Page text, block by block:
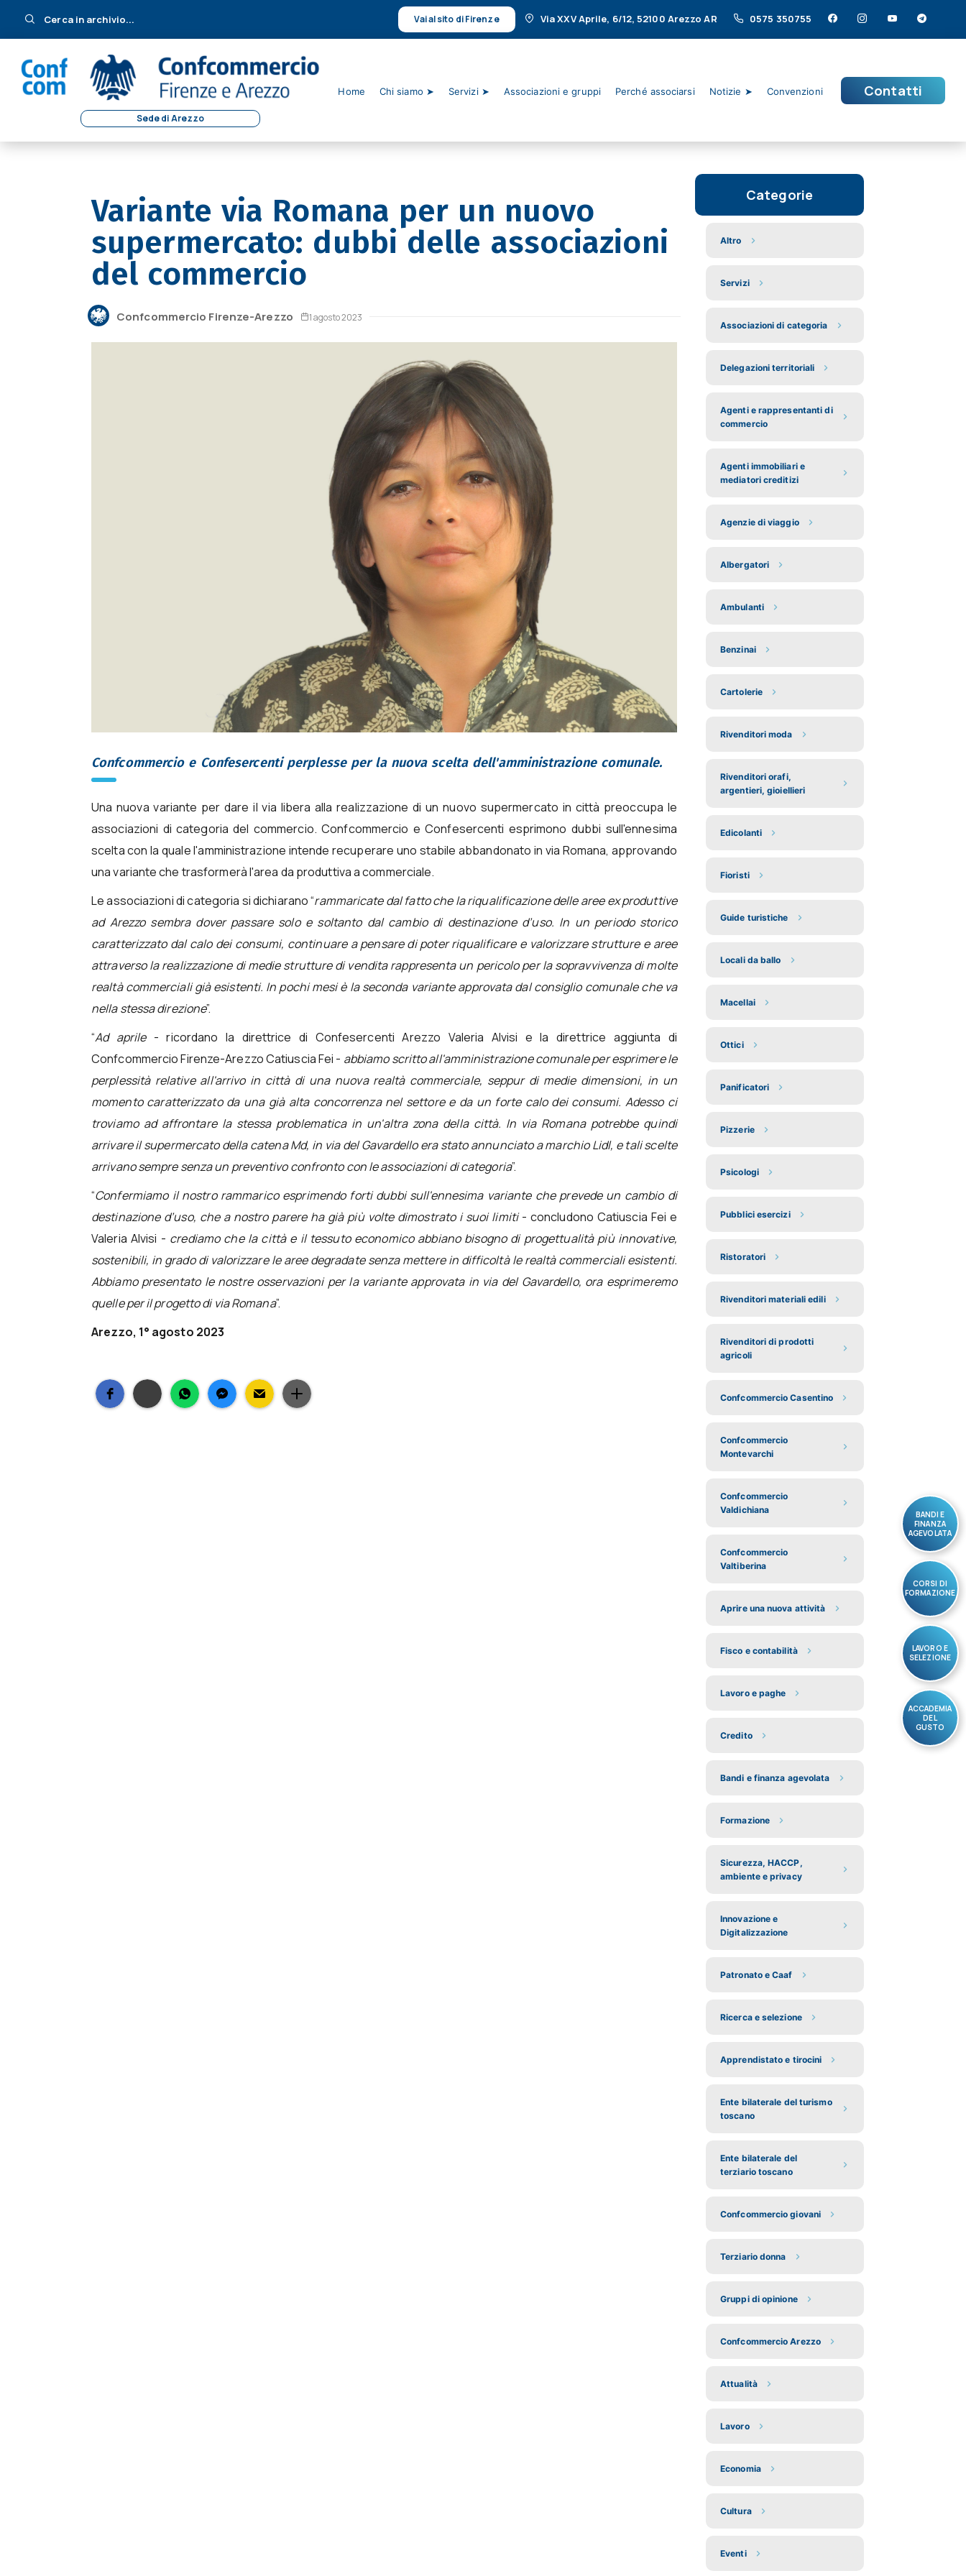
BANDI E
FINANZA
AGEVOLATA
CORSI DI
FORMAZIONE
LAVORO E
SELEZIONE
ACCADEMIA
DEL
GUSTO
Cerca in archivio... Vai al sito di Firenze Via XXV Aprile, 6/12, 52100 Arezzo AR 0575 350755
Sede di Arezzo
Home Chi siamo ➤ Servizi ➤ Associazioni e gruppi Perché associarsi Notizie ➤ Convenzioni Contatti
Variante via Romana per un nuovo
supermercato: dubbi delle associazioni
del commercio
Confcommercio Firenze-Arezzo 1 agosto 2023
Confcommercio e Confesercenti perplesse per la nuova scelta dell'amministrazione comunale.
Una nuova variante per dare il via libera alla realizzazione di un nuovo supermercato in città preoccupa le
associazioni di categoria del commercio. Confcommercio e Confesercenti esprimono dubbi sull'ennesima
scelta con la quale l'amministrazione intende recuperare uno stabile abbandonato in via Romana, approvando
una variante che trasformerà l'area da produttiva a commerciale.
Le associazioni di categoria si dichiarano “rammaricate dal fatto che la riqualificazione delle aree ex produttive
ad Arezzo sembra dover passare solo e soltanto dal cambio di destinazione d’uso. In un periodo storico
caratterizzato dal calo dei consumi, continuare a pensare di poter riqualificare e valorizzare strutture e aree
attraverso la realizzazione di medie strutture di vendita rappresenta un pericolo per la sopravvivenza di molte
realtà commerciali già esistenti. In pochi mesi è la seconda variante approvata dal consiglio comunale che va
nella stessa direzione”.
“Ad aprile- ricordano la direttrice di Confesercenti Arezzo Valeria Alvisi e la direttrice aggiunta di
Confcommercio Firenze-Arezzo Catiuscia Fei - abbiamo scritto all'amministrazione comunale per esprimere le
perplessità relative all'arrivo in città di una nuova realtà commerciale, seppur di medie dimensioni, in un
momento caratterizzato da una già alta concorrenza nel settore e da un forte calo dei consumi. Adesso ci
troviamo ad affrontare la stessa problematica in un'altra zona della città. In via Romana potrebbe quindi
arrivare il supermercato della catena Md, in via del Gavardello era stato annunciato a marchio Lidl, e tali scelte
arrivano sempre senza un preventivo confronto con le associazioni di categoria”.
“Confermiamo il nostro rammarico esprimendo forti dubbi sull'ennesima variante che prevede un cambio di
destinazione d’uso, che a nostro parere ha già più volte dimostrato i suoi limiti- concludono Catiuscia Fei e
Valeria Alvisi - crediamo che la città e il tessuto economico abbiano bisogno di progettualità più innovative,
sostenibili, in grado di valorizzare le aree degradate senza mettere in difficoltà le realtà commerciali esistenti.
Abbiamo presentato le nostre osservazioni per la variante approvata in via del Gavardello, ora esprimeremo
quelle per il progetto di via Romana”.
Arezzo, 1° agosto 2023
Categorie
Altro
Servizi
Associazioni di categoria
Delegazioni territoriali
Agenti e rappresentanti di
commercio
Agenti immobiliari e
mediatori creditizi
Agenzie di viaggio
Albergatori
Ambulanti
Benzinai
Cartolerie
Rivenditori moda
Rivenditori orafi,
argentieri, gioiellieri
Edicolanti
Fioristi
Guide turistiche
Locali da ballo
Macellai
Ottici
Panificatori
Pizzerie
Psicologi
Pubblici esercizi
Ristoratori
Rivenditori materiali edili
Rivenditori di prodotti
agricoli
Confcommercio Casentino
Confcommercio
Montevarchi
Confcommercio
Valdichiana
Confcommercio
Valtiberina
Aprire una nuova attività
Fisco e contabilità
Lavoro e paghe
Credito
Bandi e finanza agevolata
Formazione
Sicurezza, HACCP,
ambiente e privacy
Innovazione e
Digitalizzazione
Patronato e Caaf
Ricerca e selezione
Apprendistato e tirocini
Ente bilaterale del turismo
toscano
Ente bilaterale del
terziario toscano
Confcommercio giovani
Terziario donna
Gruppi di opinione
Confcommercio Arezzo
Attualità
Lavoro
Economia
Cultura
Eventi